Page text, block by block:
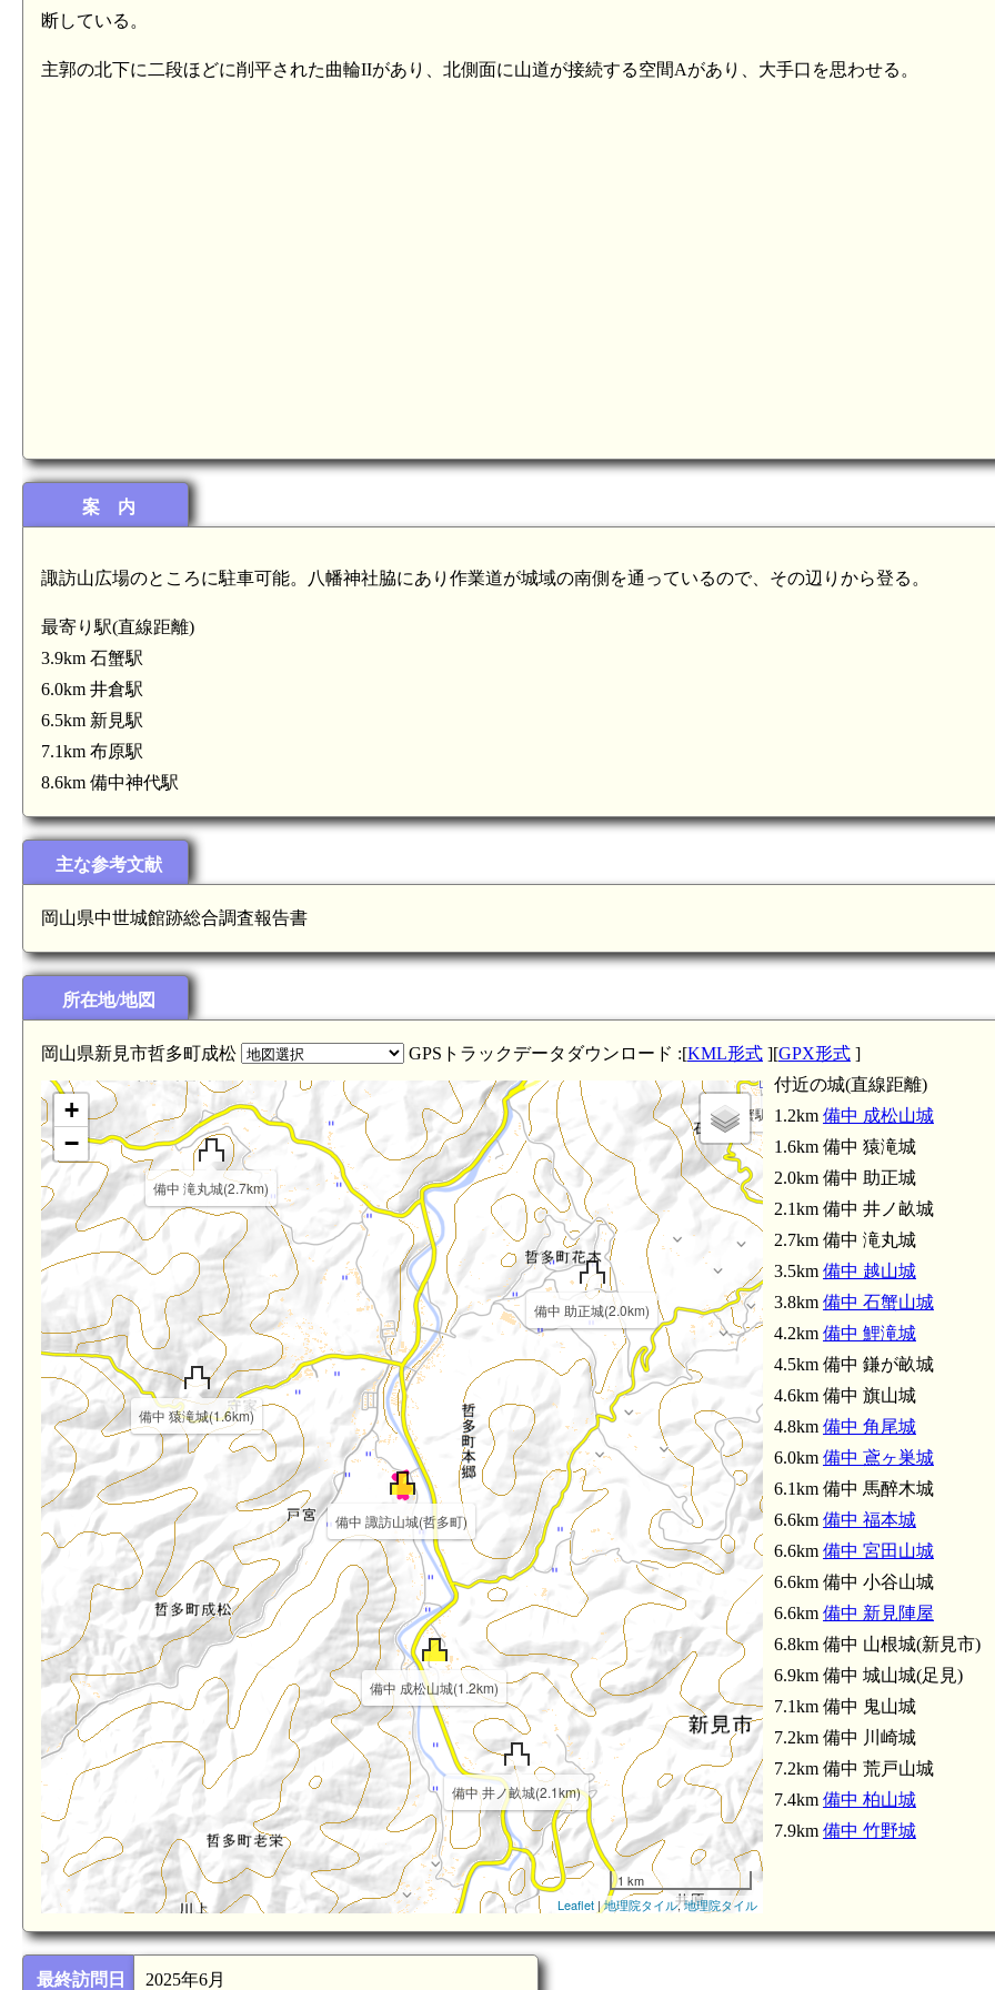
断している。
主郭の北下に二段ほどに削平された曲輪IIがあり、北側面に山道が接続する空間Aがあり、大手口を思わせる。
案 内
諏訪山広場のところに駐車可能。八幡神社脇にあり作業道が城域の南側を通っているので、その辺りから登る。
最寄り駅(直線距離)
3.9km 石蟹駅
6.0km 井倉駅
6.5km 新見駅
7.1km 布原駅
8.6km 備中神代駅
主な参考文献
岡山県中世城館跡総合調査報告書
所在地/地図
岡山県新見市哲多町成松 GPSトラックデータダウンロード :[KML形式 ][GPX形式 ]
石蟹駅(3.9km)
駅(7.1km)
備中 諏訪山城(哲多町)
備中 成松山城(1.2km)
備中 猿滝城(1.6km)
備中 助正城(2.0km)
備中 井ノ畝城(2.1km)
備中 滝丸城(2.7km)
備中 石蟹山城(3.8km)
備中 鯉滝城
備中 宮田山城(6.6km)
+
−
1 km
Leaflet |地理院タイル,地理院タイル
付近の城(直線距離)
1.2km 備中 成松山城
1.6km 備中 猿滝城
2.0km 備中 助正城
2.1km 備中 井ノ畝城
2.7km 備中 滝丸城
3.5km 備中 越山城
3.8km 備中 石蟹山城
4.2km 備中 鯉滝城
4.5km 備中 鎌が畝城
4.6km 備中 旗山城
4.8km 備中 角尾城
6.0km 備中 鳶ヶ巣城
6.1km 備中 馬醉木城
6.6km 備中 福本城
6.6km 備中 宮田山城
6.6km 備中 小谷山城
6.6km 備中 新見陣屋
6.8km 備中 山根城(新見市)
6.9km 備中 城山城(足見)
7.1km 備中 鬼山城
7.2km 備中 川崎城
7.2km 備中 荒戸山城
7.4km 備中 柏山城
7.9km 備中 竹野城
最終訪問日 2025年6月